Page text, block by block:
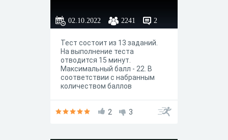
02.10.2022 2241 2
Тест состоит из 13 заданий.
На выполнение теста
отводится 15 минут.
Максимальный балл - 22. В
соответствии с набранным
количеством баллов
оценка.
2 3